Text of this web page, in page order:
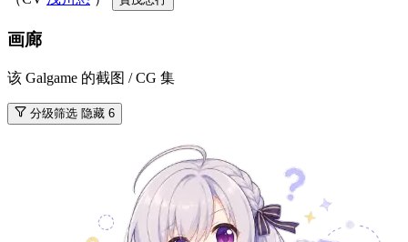
画廊
该 Galgame 的截图 / CG 集
分级筛选 隐藏 6